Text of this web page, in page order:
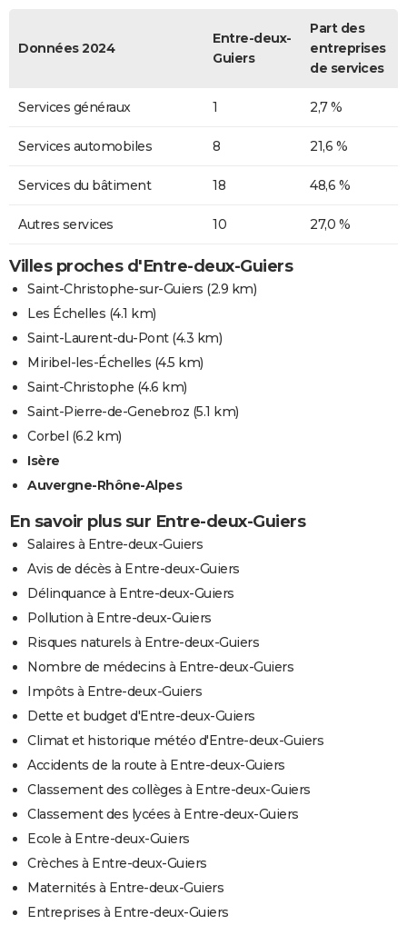
Données 2024
Entre-deux-
Guiers
Part des
entreprises
de services
Services généraux 1 2,7 %
Services automobiles 8 21,6 %
Services du bâtiment 18 48,6 %
Autres services 10 27,0 %
Villes proches d'Entre-deux-Guiers
Saint-Christophe-sur-Guiers (2.9 km)
Les Échelles (4.1 km)
Saint-Laurent-du-Pont(4.3 km)
Miribel-les-Échelles (4.5 km)
Saint-Christophe (4.6 km)
Saint-Pierre-de-Genebroz (5.1 km)
Corbel (6.2 km)
Isère
Auvergne-Rhône-Alpes
En savoir plus sur Entre-deux-Guiers
Salaires à Entre-deux-Guiers
Avis de décès à Entre-deux-Guiers
Délinquance à Entre-deux-Guiers
Pollution à Entre-deux-Guiers
Risques naturels à Entre-deux-Guiers
Nombre de médecins à Entre-deux-Guiers
Impôts à Entre-deux-Guiers
Dette et budget d'Entre-deux-Guiers
Climat et historique météo d'Entre-deux-Guiers
Accidents de la route à Entre-deux-Guiers
Classement des collèges à Entre-deux-Guiers
Classement des lycées à Entre-deux-Guiers
Ecole à Entre-deux-Guiers
Crèches à Entre-deux-Guiers
Maternités à Entre-deux-Guiers
Entreprises à Entre-deux-Guiers